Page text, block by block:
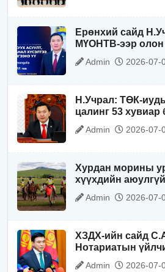
Ерөнхий сайд
МҮОНТВ-ээр олон
ярилцана
Admin 2026-07-
Н.Учрал: ТӨК-
цалинг 53 хувиар
хатуу,
Admin 2026-07-
Хурдан морины
хүүхдийн
чиглэлээр
Admin 2026-07-
ХЗДХ-ийн сайд
Нотариатын
цахимжуулна
Admin 2026-07-